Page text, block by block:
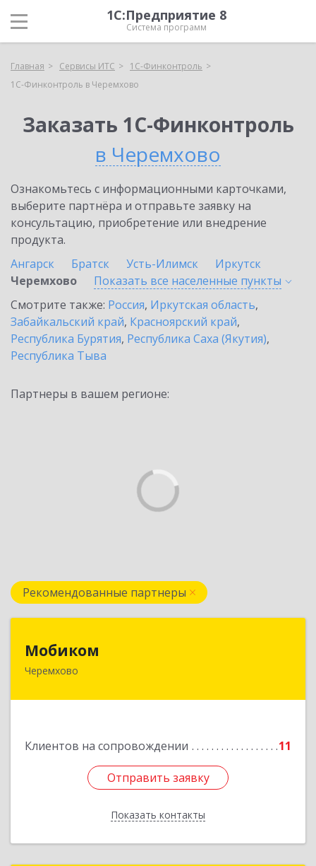
1С:Предприятие 8
Система программ
Главная Сервисы ИТС
1С-Финконтроль
1С-Финконтроль в Черемхово
Заказать 1С-Финконтроль
в Черемхово
Ознакомьтесь с информационными карточками,
выберите партнёра и отправьте заявку на
консультацию, приобретение или внедрение
продукта.
Ангарск
Братск Усть-Илимск
Иркутск
Черемхово
Показать все населенные пункты
Смотрите также: Россия, Иркутская область,
Забайкальский край, Красноярский край,
Республика Бурятия, Республика Саха (Якутия),
Республика Тыва
Партнеры в вашем регионе:
Рекомендованные партнеры
Мобиком
Черемхово
Клиентов на сопровождении 11
Отправить заявку
Показать контакты
Отправить заявку
Назад